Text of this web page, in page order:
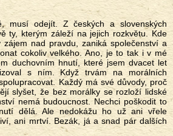
ty, kterým záleží na jejich rozkvětu. Kde
zájem nad pravdu, zaniká společenství a
cokoliv velkého. Ano, je to tak i v mé
duchovním hnutí, které jsem dvacet let
s ním. Když trvám na morálních
Každý má své důvody, proč
slyšet, že bez morálky se rozloží lidské
nemá budoucnost. Nechci poškodit to
dělá. Ale nedokážu ho už ani vřele
ani mrtví. Bezák, já a snad pár dalších